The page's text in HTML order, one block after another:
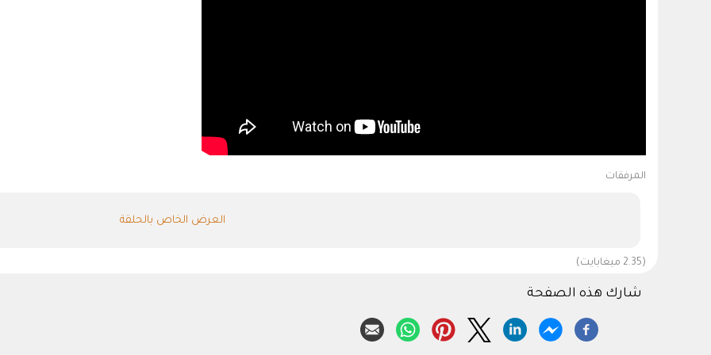
المرفقات
العرض الخاص بالحلقة
(2.35 ميغابايت)
شارك هذه الصفحة